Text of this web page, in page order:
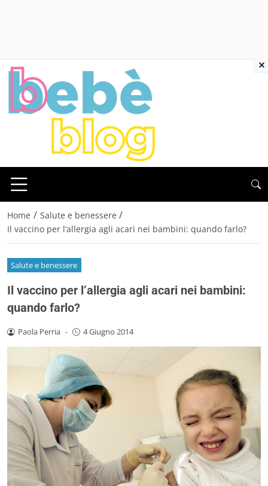
Home / Salute e benessere /
Il vaccino per l’allergia agli acari nei bambini: quando farlo?
Salute e benessere
Il vaccino per l’allergia agli acari nei bambini:
quando farlo?
Paola Perria - 4 Giugno 2014
×